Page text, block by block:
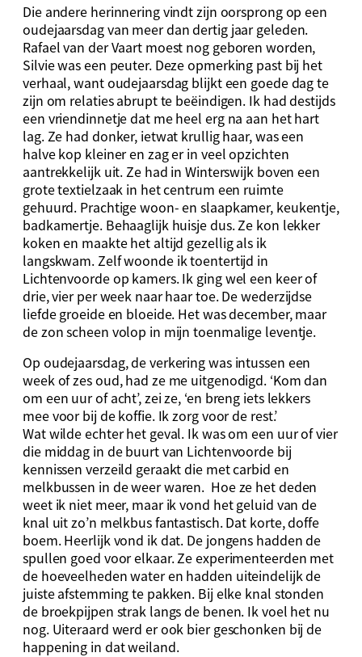
Die andere herinnering vindt zijn oorsprong op een
oudejaarsdag van meer dan dertig jaar geleden.
Rafael van der Vaart moest nog geboren worden,
Silvie was een peuter. Deze opmerking past bij het
verhaal, want oudejaarsdag blijkt een goede dag te
zijn om relaties abrupt te beëindigen. Ik had destijds
een vriendinnetje dat me heel erg na aan het hart
lag. Ze had donker, ietwat krullig haar, was een
halve kop kleiner en zag er in veel opzichten
aantrekkelijk uit. Ze had in Winterswijk boven een
grote textielzaak in het centrum een ruimte
gehuurd. Prachtige woon- en slaapkamer, keukentje,
badkamertje. Behaaglijk huisje dus. Ze kon lekker
koken en maakte het altijd gezellig als ik
langskwam. Zelf woonde ik toentertijd in
Lichtenvoorde op kamers. Ik ging wel een keer of
drie, vier per week naar haar toe. De wederzijdse
liefde groeide en bloeide. Het was december, maar
de zon scheen volop in mijn toenmalige leventje.
Op oudejaarsdag, de verkering was intussen een
week of zes oud, had ze me uitgenodigd. ‘Kom dan
om een uur of acht’, zei ze, ‘en breng iets lekkers
mee voor bij de koffie. Ik zorg voor de rest.’
Wat wilde echter het geval. Ik was om een uur of vier
die middag in de buurt van Lichtenvoorde bij
kennissen verzeild geraakt die met carbid en
melkbussen in de weer waren. Hoe ze het deden
weet ik niet meer, maar ik vond het geluid van de
knal uit zo’n melkbus fantastisch. Dat korte, doffe
boem. Heerlijk vond ik dat. De jongens hadden de
spullen goed voor elkaar. Ze experimenteerden met
de hoeveelheden water en hadden uiteindelijk de
juiste afstemming te pakken. Bij elke knal stonden
de broekpijpen strak langs de benen. Ik voel het nu
nog. Uiteraard werd er ook bier geschonken bij de
happening in dat weiland.